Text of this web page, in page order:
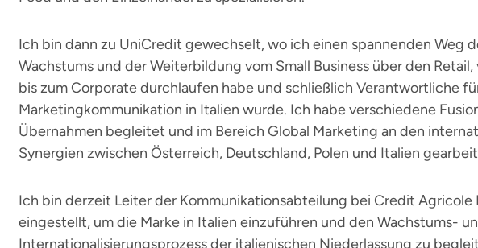
Ich bin dann zu UniCredit gewechselt, wo ich einen spannenden Weg
Wachstums und der Weiterbildung vom Small Business über den Retail,
bis zum Corporate durchlaufen habe und schließlich Verantwortliche
Marketingkommunikation in Italien wurde. Ich habe verschiedene
Übernahmen begleitet und im Bereich Global Marketing an den
Synergien zwischen Österreich, Deutschland, Polen und Italien
Ich bin derzeit Leiter der Kommunikationsabteilung bei Credit Agricole
eingestellt, um die Marke in Italien einzuführen und den Wachstums-
Internationalisierungsprozess der italienischen Niederlassung zu